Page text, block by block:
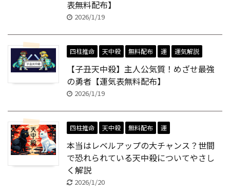
表無料配布】
2026/1/19
四柱推命 天中殺 無料配布 運 運気解説
【子丑天中殺】主人公気質！めざせ最強
の勇者【運気表無料配布】
2026/1/19
四柱推命 天中殺 無料配布 運
本当はレベルアップの大チャンス？世間
で恐れられている天中殺についてやさし
く解説
2026/1/20